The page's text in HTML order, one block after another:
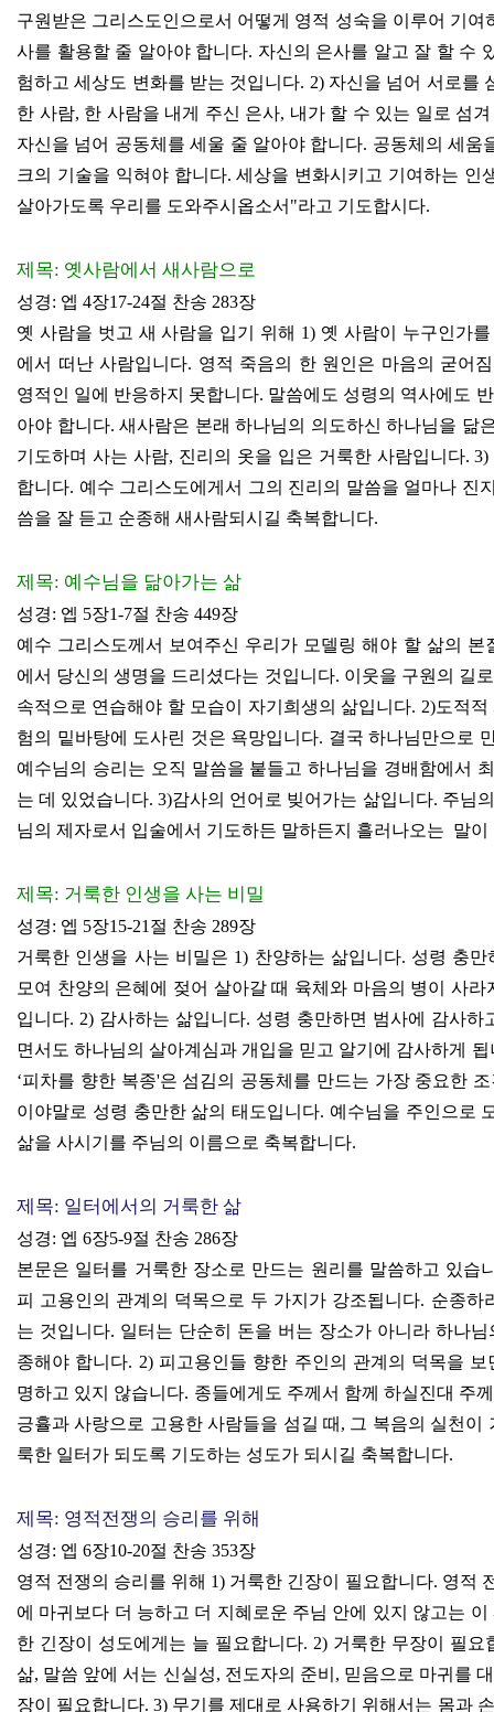
구원받은 그리스도인으로서 어떻게 영적 성숙을 이루어 기여
사를 활용할 줄 알아야 합니다. 자신의 은사를 알고 잘 할 수
험하고 세상도 변화를 받는 것입니다. 2) 자신을 넘어 서로를
한 사람, 한 사람을 내게 주신 은사, 내가 할 수 있는 일로 섬
자신을 넘어 공동체를 세울 줄 알아야 합니다. 공동체의 세움
크의 기술을 익혀야 합니다.세상을 변화시키고 기여하는 인
살아가도록 우리를 도와주시옵소서 "라고 기도합시다.
제목: 옛사람에서 새사람으로
성경: 엡 4장17-24절 찬송 283장
옛 사람을 벗고 새 사람을 입기 위해 1) 옛 사람이 누구인가
에서 떠난 사람입니다. 영적 죽음의 한 원인은 마음의 굳어
영적인 일에 반응하지 못합니다. 말씀에도 성령의 역사에도
아야 합니다.새사람은 본래 하나님의 의도하신 하나님을 닮
기도하며 사는 사람, 진리의 옷을 입은 거룩한 사람입니다. 3)
합니다. 예수 그리스도에게서 그의 진리의 말씀을 얼마나 진
씀을 잘 듣고 순종해 새사람되시길 축복합니다.
제목: 예수님을 닮아가는 삶
성경: 엡 5장1-7절 찬송 449장
예수 그리스도께서 보여주신 우리가 모델링 해야 할 삶의 본
에서 당신의 생명을 드리셨다는 것입니다. 이웃을 구원의 길
속적으로 연습해야 할 모습이 자기희생의 삶입니다. 2)도적적
험의 밑바탕에 도사린 것은 욕망입니다. 결국 하나님만으로
예수님의 승리는 오직 말씀을 붙들고 하나님을 경배함에서
는 데 있었습니다. 3)감사의 언어로 빚어가는 삶입니다. 주님
님의 제자로서 입술에서 기도하든 말하든지 흘러나오는 말이
제목: 거룩한 인생을 사는 비밀
성경: 엡 5장15-21 절 찬송 289장
거룩한 인생을 사는 비밀은 1) 찬양하는 삶입니다. 성령 충만
모여 찬양의 은혜에 젖어 살아갈 때 육체와 마음의 병이 사라
입니다. 2) 감사하는 삶입니다. 성령 충만하면 범사에 감사하
면서도 하나님의 살아계심과 개입을 믿고 알기에 감사하게 됩
‘피차를 향한 복종'은 섬김의 공동체를 만드는 가장 중요한
이야말로 성령 충만한 삶의 태도입니다. 예수님을 주인으로
삶을 사시기를 주님의 이름으로 축복합니다.
제목: 일터에서의 거룩한 삶
성경: 엡 6장5-9절 찬송 286장
본문은 일터를 거룩한 장소로 만드는 원리를 말씀하고 있습
피 고용인의 관계의 덕목으로 두 가지가 강조됩니다. 순종하
는 것입니다. 일터는 단순히 돈을 버는 장소가 아니라 하나
종해야 합니다. 2) 피고용인들 향한 주인의 관계의 덕목을 보
명하고 있지 않습니다. 종들에게도 주께서 함께 하실진대 주
긍휼과 사랑으로 고용한 사람들을 섬길 때 , 그 복음의 실천이
룩한 일터가 되도록 기도하는 성도가 되시길 축복합니다.
제목: 영적전쟁의 승리를 위해
성경: 엡 6장10-20절 찬송 353장
영적 전쟁의 승리를 위해 1) 거룩한 긴장이 필요합니다. 영적
에 마귀보다 더 능하고 더 지혜로운 주님 안에 있지 않고는
한 긴장이 성도에게는 늘 필요합니다. 2) 거룩한 무장이 필요
삶, 말씀 앞에 서는 신실성, 전도자의 준비 , 믿음으로 마귀를
장이 필요합니다. 3) 무기를 제대로 사용하기 위해서는 몸과